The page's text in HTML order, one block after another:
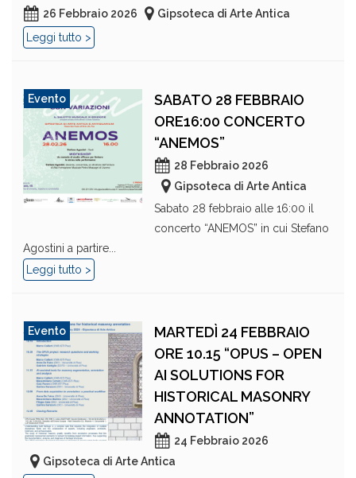
26 Febbraio 2026
Gipsoteca di Arte Antica
Leggi tutto >
Evento
SABATO 28 FEBBRAIO
ORE16:00 CONCERTO
“ANEMOS”
28 Febbraio 2026
Gipsoteca di Arte Antica
Sabato 28 febbraio alle 16:00 il
concerto “ANEMOS” in cui Stefano
Agostini a partire...
Leggi tutto >
Evento
MARTEDÌ 24 FEBBRAIO
ORE 10.15 “OPUS – OPEN
AI SOLUTIONS FOR
HISTORICAL MASONRY
ANNOTATION”
24 Febbraio 2026
Gipsoteca di Arte Antica